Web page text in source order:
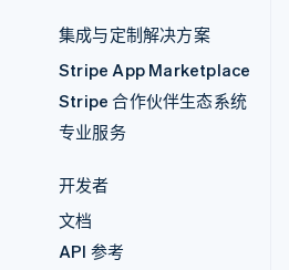
集成与定制解决方案
Stripe App Marketplace
Stripe 合作伙伴生态系统
专业服务
开发者
文档
API 参考